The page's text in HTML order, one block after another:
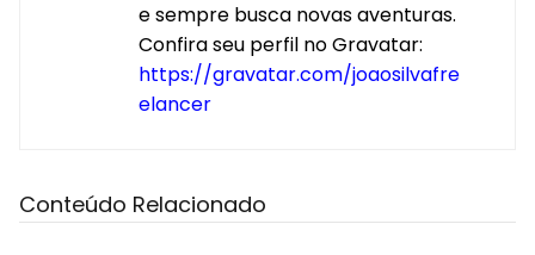
e sempre busca novas aventuras.
Confira seu perfil no Gravatar:
https://gravatar.com/joaosilvafre
elancer
Conteúdo Relacionado